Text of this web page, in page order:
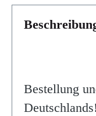
Bestellung